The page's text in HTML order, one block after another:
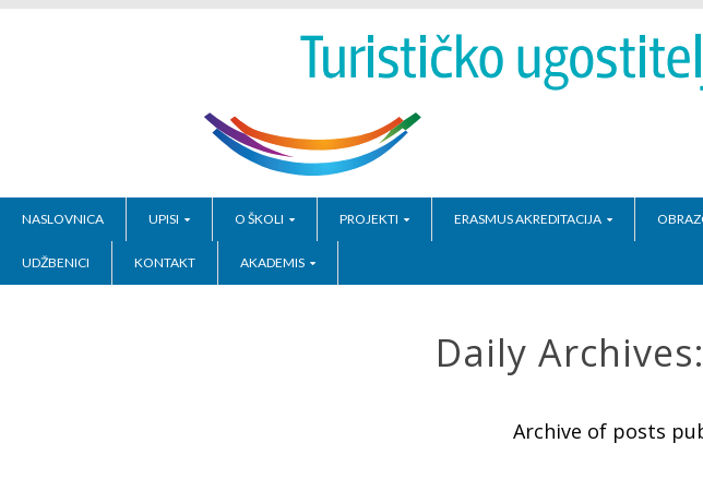
NASLOVNICA UPISI O ŠKOLI PROJEKTI ERASMUS AKREDITACIJA
UDŽBENICI KONTAKT AKADEMIS
Daily Archives:
Archive of posts